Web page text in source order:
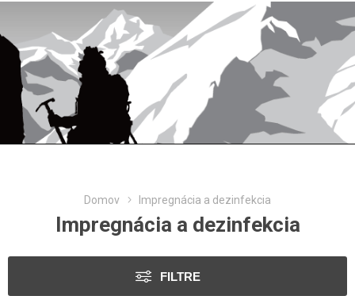
Domov Impregnácia a dezinfekcia
Impregnácia a dezinfekcia
FILTRE